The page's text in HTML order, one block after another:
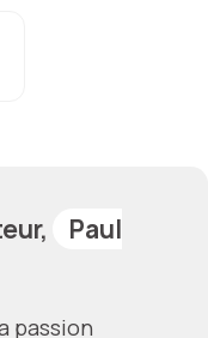
Paul
passion